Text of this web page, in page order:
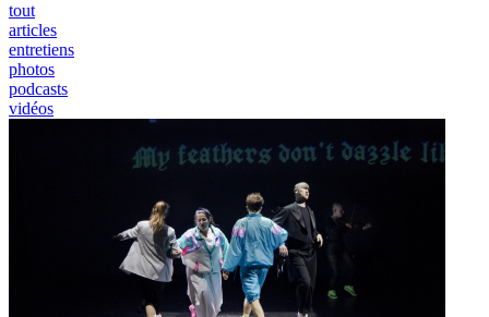
tout
articles
entretiens
photos
podcasts
vidéos